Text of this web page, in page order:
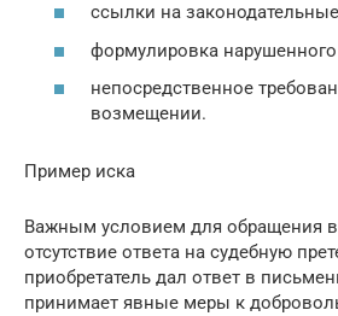
ссылки на
формулировка
непосредственное
возмещении.
Пример иска
Важным условием для обращения в
отсутствие ответа на судебную
приобретатель дал ответ в
принимает явные меры к